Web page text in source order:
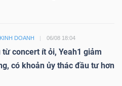
DOANH 06/08 18:04
từ concert ít ỏi, Yeah1 giảm
có khoản ủy thác đầu tư hơn